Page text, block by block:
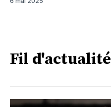
Fil d'actualité